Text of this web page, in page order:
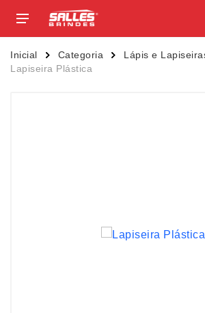
Inicial Categoria
Lápis e
Lapiseira Plástica